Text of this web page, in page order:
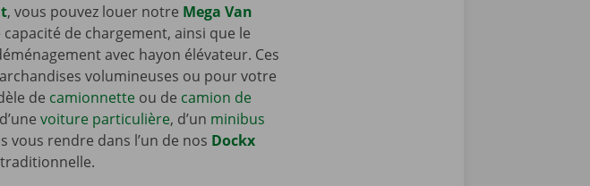
, vous pouvez louer notre Mega Van
de chargement, ainsi que le
avec hayon élévateur. Ces
volumineuses ou pour votre
de camionnette ou de camion de
voiture particulière, d’un minibus
vous rendre dans l’un de nos Dockx